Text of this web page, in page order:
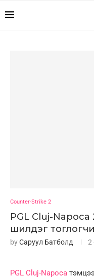
Counter-Strike 2
PGL Cluj-
шилдэг
byСаруул Батболд 2
PGL Cluj-Napoca